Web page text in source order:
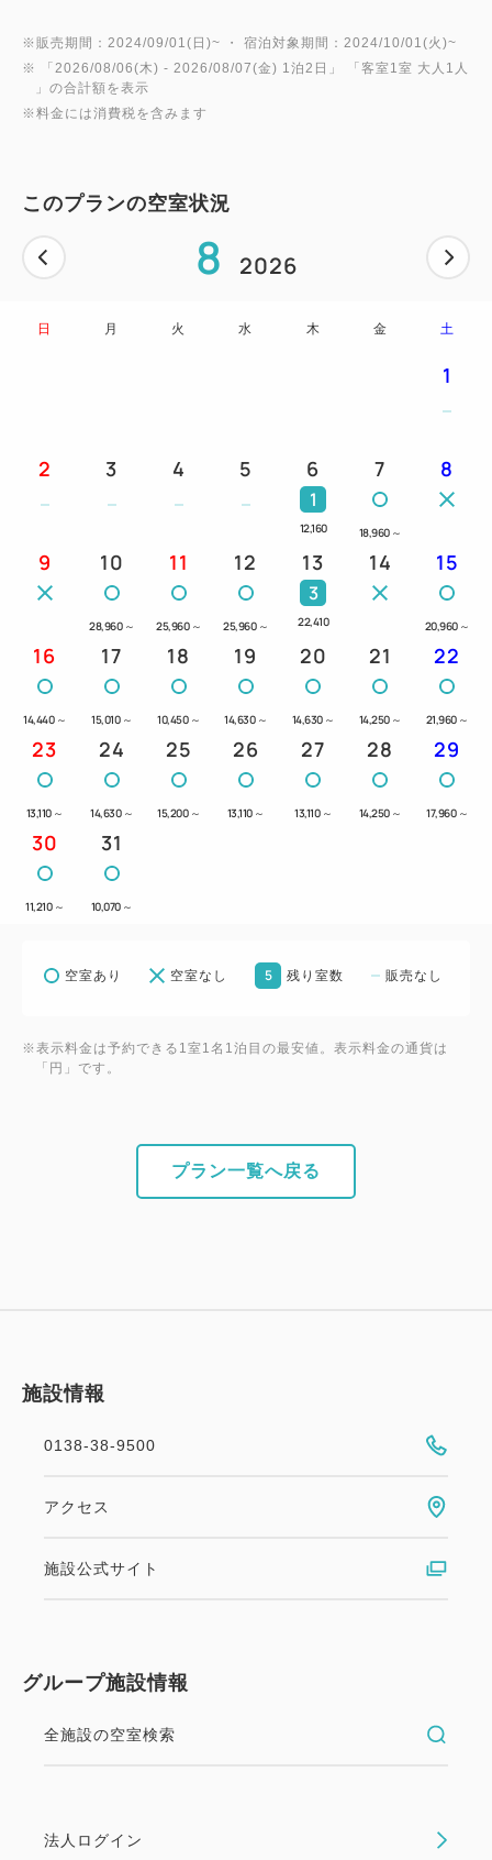
・電車：函館市電 「宝来町」電停・「十字街」電停
より徒歩約4分
・バス：函館空港よりシャトルバス乗車約25分（宝
分
【駐車場】
駐車場をご用意しております。
・1泊（15:00～11:00）1000円 早着料金（12:00～
【その他】
・当ホテルではSDGsの取組の一環として、連泊時の
清掃を3泊毎に1度とさせていただきます。
※販売期間：2024/09/01(日)~ ・ 宿泊対象期間：2024/10/01(火)~
※ 「 2026/08/06(木) - 2026/08/07(金) 1泊2日 」 「客室1室 大人1人
」の合計額を表示
※料金には消費税を含みます
このプランの空室状況
8 2026
日 月 火 水 木 金 土
1
2 3 4 5 6
1
12,160
7
18,960 ～
8
9 10
28,960 ～
11
25,960 ～
12
25,960 ～
13
3
22,410
14 15
20,960 ～
16
14,440 ～
17
15,010 ～
18
10,450 ～
19
14,630 ～
20
14,630 ～
21
14,250 ～
22
21,960 ～
23
13,110 ～
24
14,630 ～
25
15,200 ～
26
13,110 ～
27
13,110 ～
28
14,250 ～
29
17,960 ～
30
11,210 ～
31
10,070 ～
空室あり 空室なし 5 残り室数 販売なし
※表示料金は予約できる1室1名1泊目の最安値。表示料金の通貨は
「円」です。
プラン一覧へ戻る
施設情報
0138-38-9500
アクセス
施設公式サイト
グループ施設情報
全施設の空室検索
法人ログイン